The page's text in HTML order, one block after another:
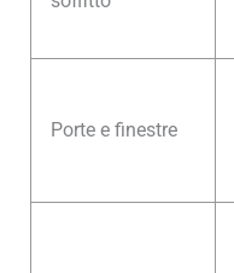
Porte e finestre